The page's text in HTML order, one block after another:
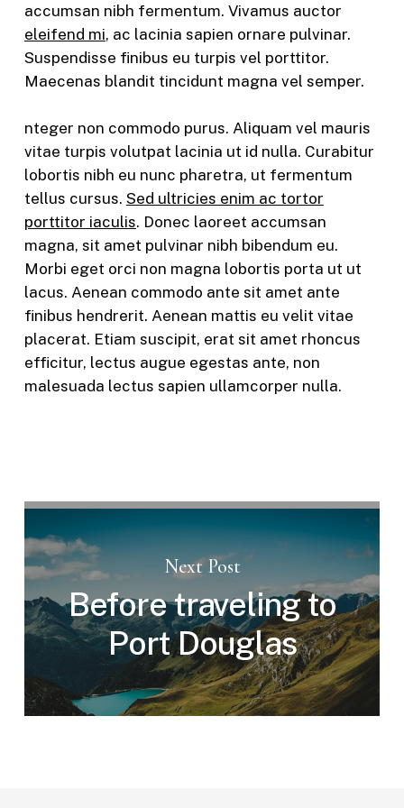
accumsan nibh fermentum. Vivamus auctor
eleifend mi, ac lacinia sapien ornare pulvinar.
Suspendisse finibus eu turpis vel porttitor.
Maecenas blandit tincidunt magna vel semper.
nteger non commodo purus. Aliquam vel mauris
vitae turpis volutpat lacinia ut id nulla. Curabitur
lobortis nibh eu nunc pharetra, ut fermentum
tellus cursus. Sed ultricies enim ac tortor
porttitor iaculis. Donec laoreet accumsan
magna, sit amet pulvinar nibh bibendum eu.
Morbi eget orci non magna lobortis porta ut ut
lacus. Aenean commodo ante sit amet ante
finibus hendrerit. Aenean mattis eu velit vitae
placerat. Etiam suscipit, erat sit amet rhoncus
efficitur, lectus augue egestas ante, non
malesuada lectus sapien ullamcorper nulla.
Next Post
Before traveling to
Port Douglas